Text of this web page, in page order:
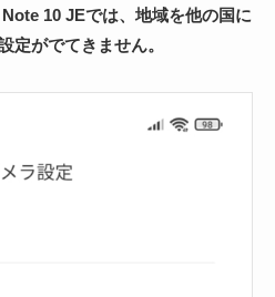
10 JEでは、地域を他の国に
定がでてきません。